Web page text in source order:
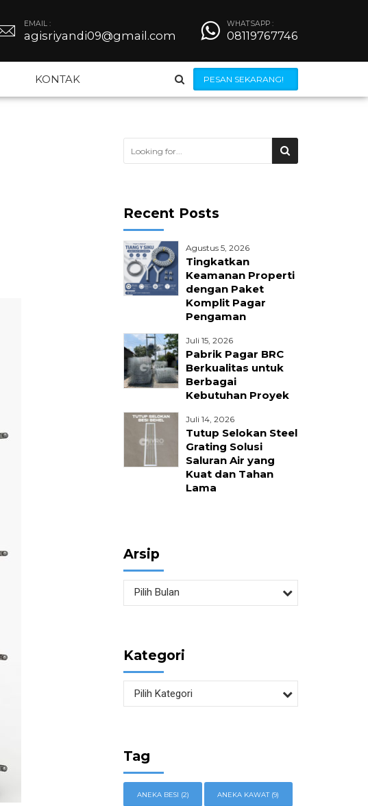
EMAIL :
agisriyandi09@gmail.com
WHATSAPP :
08119767746
PESAN SEKARANG!
Steel Grating
Wiremesh
Jilumesh Expanded Metal
Kerangkeng AC
KONTAK
Recent Posts
Agustus 5, 2026
Tingkatkan
Keamanan Properti
dengan Paket
Komplit Pagar
Pengaman
Juli 15, 2026
Pabrik Pagar BRC
Berkualitas untuk
Berbagai
Kebutuhan Proyek
Juli 14, 2026
Tutup Selokan Steel
Grating Solusi
Saluran Air yang
Kuat dan Tahan
Lama
Arsip
Pilih Bulan
Kategori
Pilih Kategori
Tag
ANEKA BESI (2) ANEKA KAWAT(9)